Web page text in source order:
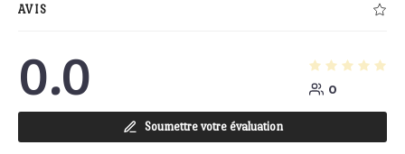
AVIS
0.0 0
Soumettre votre évaluation